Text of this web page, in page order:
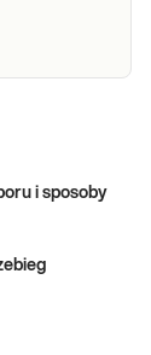
i sposoby